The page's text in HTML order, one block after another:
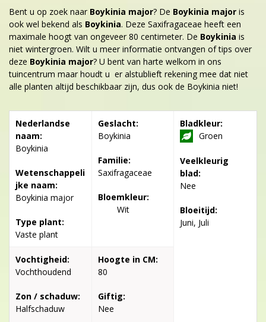
Bent u op zoek naar Boykinia major? De Boykinia major is
ook wel bekend als Boykinia. Deze Saxifragaceae heeft een
maximale hoogt van ongeveer 80 centimeter. De Boykinia is
niet wintergroen. Wilt u meer informatie ontvangen of tips over
deze Boykinia major? U bent van harte welkom in ons
tuincentrum maar houdt u er alstublieft rekening mee dat niet
alle planten altijd beschikbaar zijn, dus ook de Boykinia niet!
Nederlandse
naam:
Boykinia
Wetenschappeli
jke naam:
Boykinia major
Type plant:
Vaste plant
Geslacht:
Boykinia
Familie:
Saxifragaceae
Bloemkleur:
Wit
Bladkleur:
Groen
Veelkleurig
blad:
Nee
Bloeitijd:
Juni, Juli
Vochtigheid:
Vochthoudend
Zon / schaduw:
Halfschaduw
Hoogte in CM:
80
Giftig:
Nee